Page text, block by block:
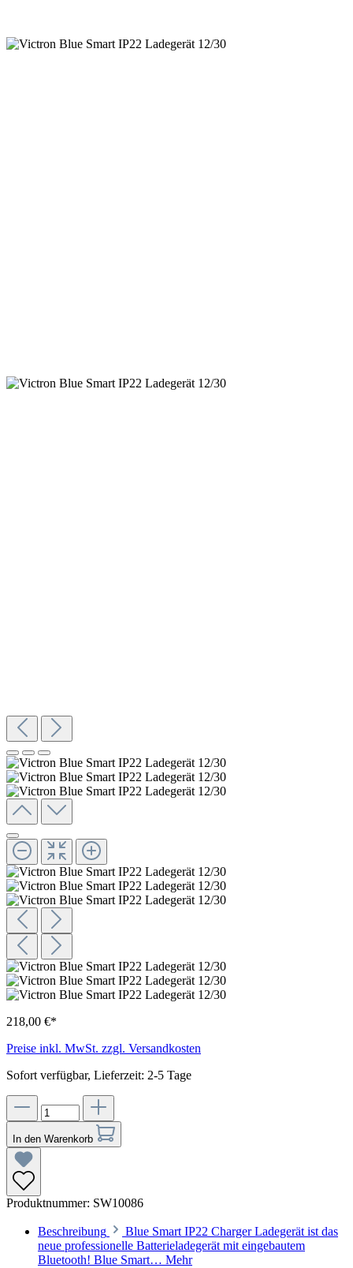
218,00 €*
Preise inkl. MwSt. zzgl. Versandkosten
Sofort verfügbar, Lieferzeit: 2-5 Tage
In den Warenkorb
Produktnummer: SW10086
Beschreibung
Blue Smart IP22 Charger Ladegerät ist das
neue professionelle Batterieladegerät mit eingebautem
Bluetooth! Blue Smart… Mehr